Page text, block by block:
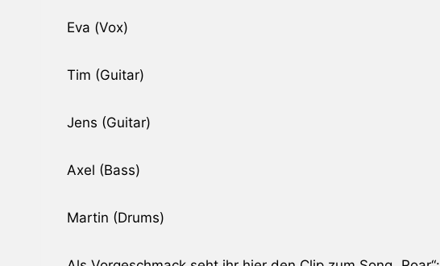
Eva (Vox)
Tim (Guitar)
Jens (Guitar)
Axel (Bass)
Martin (Drums)